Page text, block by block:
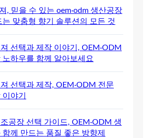
, 믿을 수 있는 oem·odm 생산공장
는 맞춤형 향기 솔루션의 모든 것
선택과 제작 이야기, OEM·ODM
노하우를 함께 알아보세요
선택과 제작, OEM·ODM 전문
야기
공장 선택 가이드, OEM·ODM 생
께 만드는 품질 좋은 방향제